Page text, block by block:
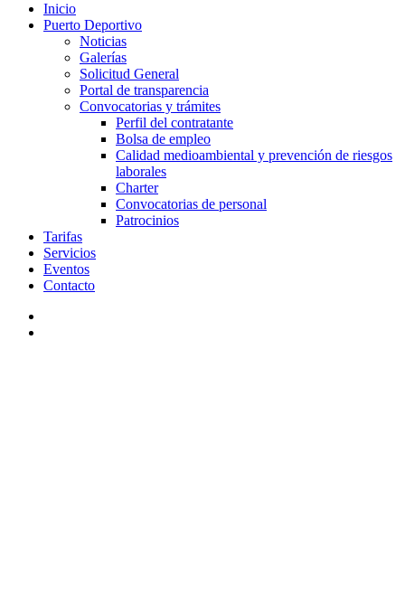
Inicio
Puerto Deportivo
Noticias
Galerías
Solicitud General
Portal de transparencia
Convocatorias y trámites
Perfil del contratante
Bolsa de empleo
Calidad medioambiental y prevención de riesgos
laborales
Charter
Convocatorias de personal
Patrocinios
Tarifas
Servicios
Eventos
Contacto